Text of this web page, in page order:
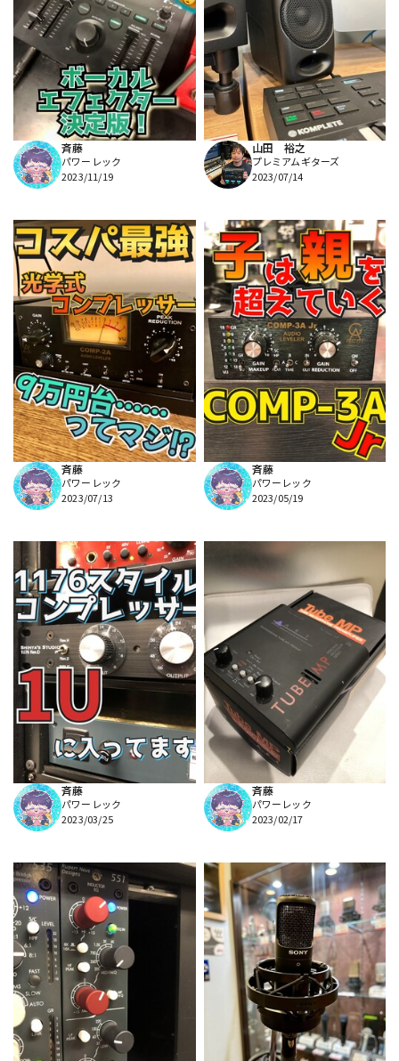
斉藤
パワーレック
2023/11/19
山田 裕之
プレミアムギターズ
2023/07/14
斉藤
パワーレック
2023/07/13
斉藤
パワーレック
2023/05/19
斉藤
パワーレック
2023/03/25
斉藤
パワーレック
2023/02/17